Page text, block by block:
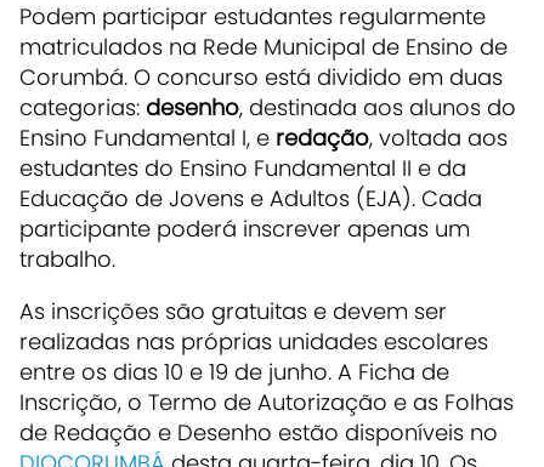
Podem participar estudantes regularmente
matriculados na Rede Municipal de Ensino de
Corumbá. O concurso está dividido em duas
categorias: desenho, destinada aos alunos do
Ensino Fundamental I, e redação, voltada aos
estudantes do Ensino Fundamental II e da
Educação de Jovens e Adultos (EJA). Cada
participante poderá inscrever apenas um
trabalho.
As inscrições são gratuitas e devem ser
realizadas nas próprias unidades escolares
entre os dias 10 e 19 de junho. A Ficha de
Inscrição, o Termo de Autorização e as Folhas
de Redação e Desenho estão disponíveis no